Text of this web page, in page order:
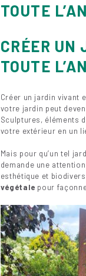
TOUTE
CRÉER UN
TOUTE
Créer un jardin vivant
votre jardin peut
Sculptures, éléments
votre extérieur en un
Mais pour qu’un tel
demande une
esthétique et
végétale pour